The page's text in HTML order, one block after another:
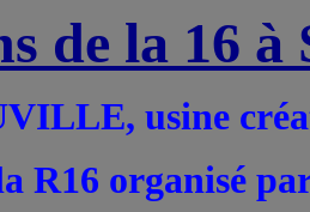
de la 16
usine
R16 organisé